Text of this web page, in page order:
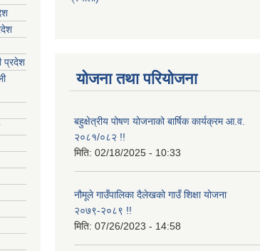
प्रदेश
योजना तथा परियोजना
बहुक्षेत्रीय पोषण योजनाको बार्षिक कार्यक्रम आ.व.
२०८१/०८२ !!
मिति: 02/18/2025 - 10:33
नौमूले गाउँपालिका दैलेखको गाउँ शिक्षा योजना
२०७९-२०८९ !!
मिति: 07/26/2023 - 14:58